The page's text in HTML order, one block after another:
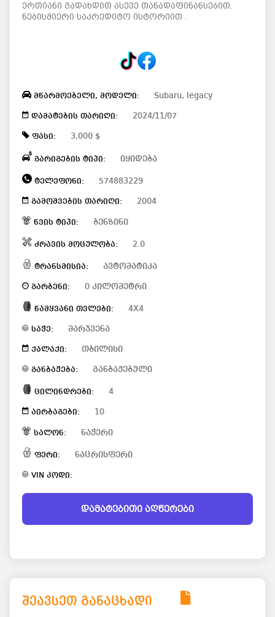
ერთიანი გადახდით ასევე თანადაფინანსებით.
ნებისმიერი საკრედიტო ისტორიით .
მწარმოებელი, მოდელი: Subaru, legacy
დამატების თარიღი: 2024/11/07
ფასი: 3,000 $
გარიგების ტიპი: იყიდება
ტელეფონი: 574883229
გამოშვების თარიღი: 2004
წვის ტიპი: ბენზინი
ძრავის მოცულობა: 2.0
ტრანსმისია: ავტომატიკა
გარბენი: 0 კილომეტრი
წამყვანი თვლები: 4X4
საჭე: მარჯვენა
ქალაქი: თბილისი
განბაჟება: განბაჟებული
ცილინდრები: 4
აირბაგები: 10
სალონ: ნაჭერი
ფერი: ნაცრისფერი
VIN კოდი:
დამატებითი აღწერები
შეავსეთ განაცხადი